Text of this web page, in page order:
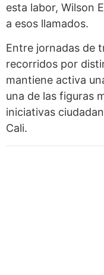
esta labor, Wilson
a esos llamados.
Entre jornadas de
recorridos por
mantiene activa
una de las figuras
iniciativas
Cali.